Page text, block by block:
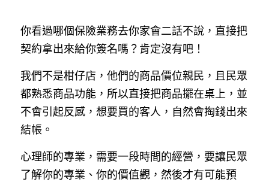
你看過哪個保險業務去你家會二話不說，直接把
契約拿出來給你簽名嗎？肯定沒有吧！
我們不是柑仔店，他們的商品價位親民，且民眾
都熟悉商品功能，所以直接把商品擺在桌上，並
不會引起反感，想要買的客人，自然會掏錢出來
結帳。
心理師的專業，需要一段時間的經營，要讓民眾
了解你的專業、你的價值觀，然後才有可能預